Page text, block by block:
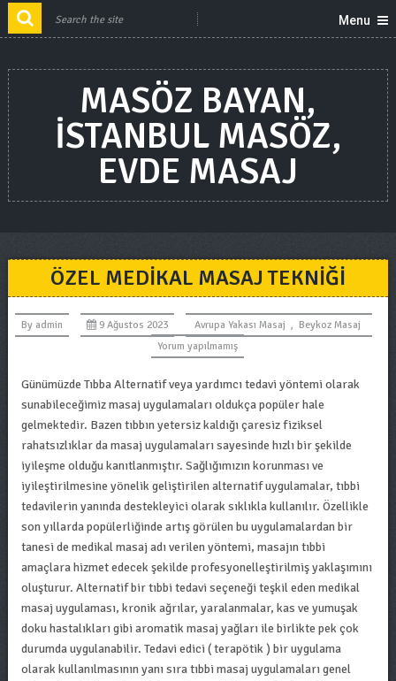
Menu
MASÖZ BAYAN,
ISTANBUL MASÖZ,
EVDE MASAJ
ÖZEL MEDIKAL MASAJ TEKNIĞI
By admin 9 Ağustos 2023 Avrupa Yakası Masaj , Beykoz Masaj
Yorum yapılmamış
Günümüzde Tıbba Alternatif veya yardımcı tedavi yöntemi olarak
sunabileceğimiz masaj uygulamaları oldukça popüler hale
gelmektedir. Bazen tıbbın yetersiz kaldığı çaresiz fiziksel
rahatsızlıklar da masaj uygulamaları sayesinde hızlı bir şekilde
iyileşme olduğu kanıtlanmıştır. Sağlığımızın korunması ve
iyileştirilmesine yönelik geliştirilen alternatif uygulamalar, tıbbi
tedavilerin yanında destekleyici olarak sıklıkla kullanılır. Özellikle
son yıllarda popülerliğinde artış görülen bu uygulamalardan bir
tanesi de medikal masaj adı verilen yöntemi, masajın tıbbi
amaçlara hizmet edecek şekilde profesyonelleştirilmiş yaklaşımını
oluşturur. Alternatif bir tıbbi tedavi seçeneği teşkil eden medikal
masaj uygulaması, kronik ağrılar, yaralanmalar, kas ve yumuşak
doku hastalıkları gibi aromatik masaj yağları ile birlikte pek çok
durumda uygulanabilir. Tedavi edici ( terapötik ) bir uygulama
olarak kullanılmasının yanı sıra tıbbi masaj uygulamaları genel